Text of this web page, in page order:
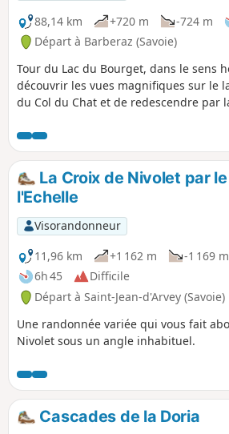
88,14 km
+720 m -724 m
Départ à Barberaz (Savoie)
Tour du Lac du Bourget, dans le sens
découvrir les vues magnifiques sur le
du Col du Chat et de redescendre par
départ de Barberaz permet de
Chambéry et d'emprunter la très jolie
Possibilité d'un arrêt à mi-parcours
originale petite ville de Chanaz, le long
Savières, très fleurie en été, avec ses
La Croix de Nivolet par
l'Echelle
Visorandonneur
11,96 km
+1 162 m
-1 169 m
6h 45
Difficile
Départ à Saint-Jean-d'Arvey (Savoie)
Une randonnée variée qui vous fait
Nivolet sous un angle inhabituel.
Cascades de la Doria